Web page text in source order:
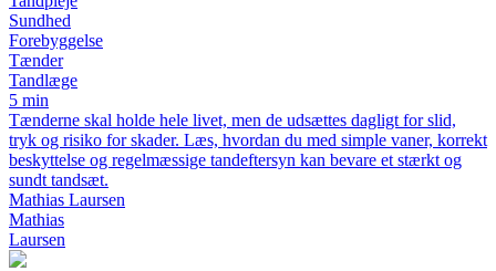
Sundhed
Forebyggelse
Tænder
Tandlæge
5 min
Tænderne skal holde hele livet, men de udsættes dagligt for slid,
tryk og risiko for skader. Læs, hvordan du med simple vaner, korrekt
beskyttelse og regelmæssige tandeftersyn kan bevare et stærkt og
sundt tandsæt.
Mathias Laursen
Mathias
Laursen